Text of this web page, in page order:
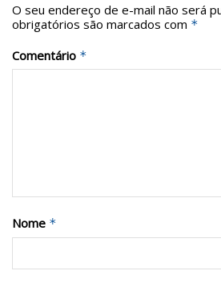
O seu endereço de e-mail não será
obrigatórios são marcados com *
Comentário *
Nome *